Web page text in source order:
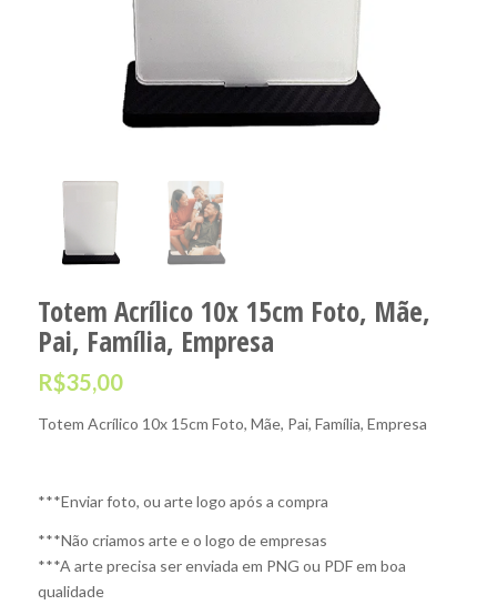
Totem Acrílico 10x 15cm Foto, Mãe,
Pai, Família, Empresa
R$35,00
Totem Acrílico 10x 15cm Foto, Mãe, Pai, Família, Empresa
***Enviar foto, ou arte logo após a compra
***Não criamos arte e o logo de empresas
***A arte precisa ser enviada em PNG ou PDF em boa
qualidade